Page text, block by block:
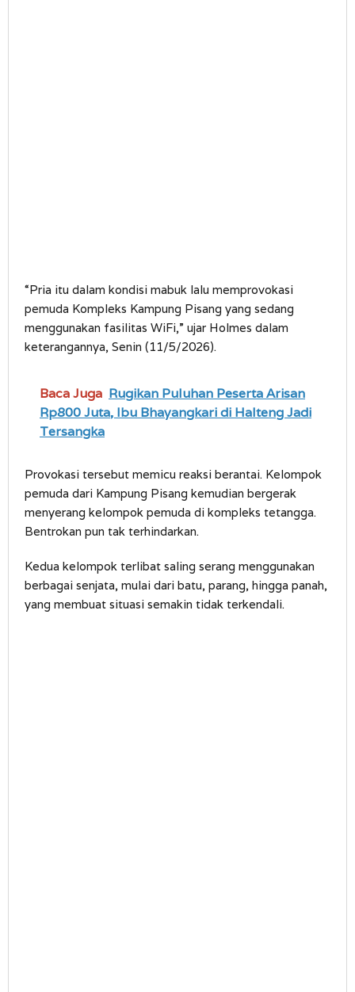
“Pria itu dalam kondisi mabuk lalu memprovokasi
pemuda Kompleks Kampung Pisang yang sedang
menggunakan fasilitas WiFi,” ujar Holmes dalam
keterangannya, Senin (11/5/2026).
Baca Juga Rugikan Puluhan Peserta Arisan
Rp800 Juta, Ibu Bhayangkari di Halteng Jadi
Tersangka
Provokasi tersebut memicu reaksi berantai. Kelompok
pemuda dari Kampung Pisang kemudian bergerak
menyerang kelompok pemuda di kompleks tetangga.
Bentrokan pun tak terhindarkan.
Kedua kelompok terlibat saling serang menggunakan
berbagai senjata, mulai dari batu, parang, hingga panah,
yang membuat situasi semakin tidak terkendali.